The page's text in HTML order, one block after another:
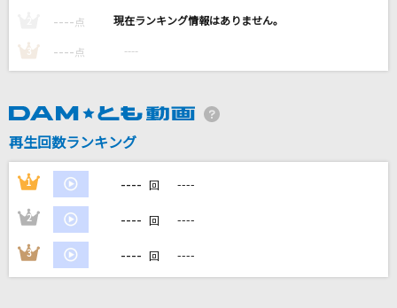
花になって(TVアニメ『薬屋のひとりごと』バー
[生音]アイデア(ビデオクリップバージョン)
星野 源
DAMの新曲・ランキングなど
カラオケ最新情報をチェック！
---- 点 ----
3 ---- 点 ----
再生回数ランキング
1 ---- 回 ----
2 ---- 回 ----
3 ---- 回 ----